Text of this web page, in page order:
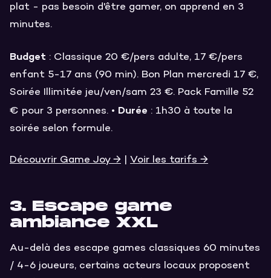
plat - pas besoin d'être gamer, on apprend en 3
minutes.
Budget : Classique 20 €/pers adulte, 17 €/pers
enfant 5-17 ans (90 min). Bon Plan mercredi 17 €,
Soirée Illimitée jeu/ven/sam 23 €. Pack Famille 52
€ pour 3 personnes. • Durée : 1h30 à toute la
soirée selon formule.
Découvrir Game Joy → Voir les tarifs →
3. Escape game
ambiance XXL
Au-delà des escape games classiques 60 minutes
/ 4-6 joueurs, certains acteurs locaux proposent